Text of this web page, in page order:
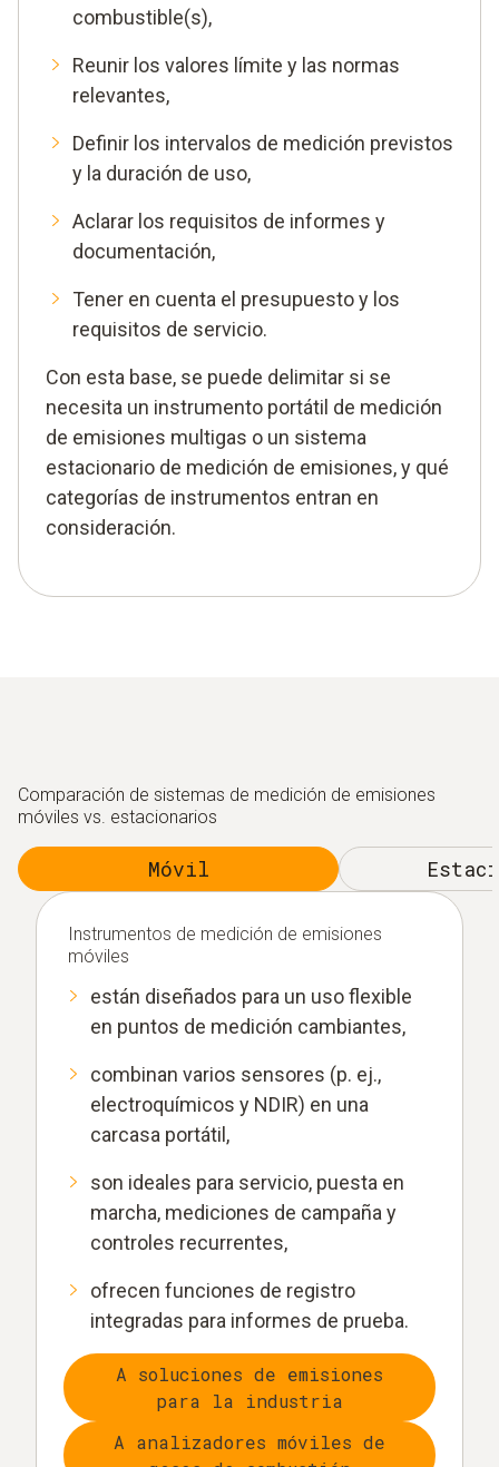
combustible(s),
Reunir los valores límite y las normas
relevantes,
Definir los intervalos de medición previstos
y la duración de uso,
Aclarar los requisitos de informes y
documentación,
Tener en cuenta el presupuesto y los
requisitos de servicio.
Con esta base, se puede delimitar si se
necesita un instrumento portátil de medición
de emisiones multigas o un sistema
estacionario de medición de emisiones, y qué
categorías de instrumentos entran en
consideración.
Comparación de sistemas de medición de emisiones
móviles vs. estacionarios
Móvil
Instrumentos de medición de emisiones
móviles
están diseñados para un uso flexible
en puntos de medición cambiantes,
combinan varios sensores (p. ej.,
electroquímicos y NDIR) en una
carcasa portátil,
son ideales para servicio, puesta en
marcha, mediciones de campaña y
controles recurrentes,
ofrecen funciones de registro
integradas para informes de prueba.
A soluciones de emisiones
para la industria
A analizadores móviles de